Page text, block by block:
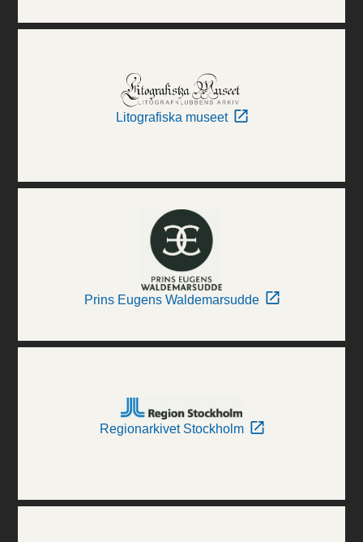
Litografiska museet
Prins Eugens Waldemarsudde
Regionarkivet Stockholm